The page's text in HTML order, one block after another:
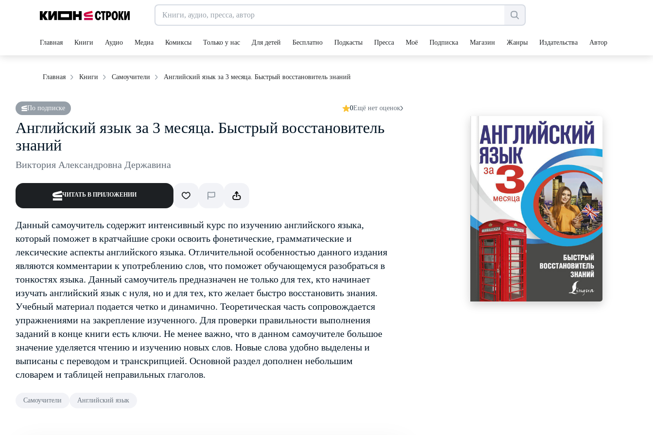
Главная Книги Аудио Медиа Комиксы Только у нас Для детей Бесплатно Подкасты Пресса Моё Подписка Магазин Жанры Издательства Авторы
Главная Книги Самоучители Английский язык за 3 месяца. Быстрый восстановитель знаний
По подписке 0Ещё нет оценок
Английский язык за 3 месяца. Быстрый восстановитель
знаний
Виктория Александровна Державина
ЧИТАТЬ В ПРИЛОЖЕНИИ
Данный самоучитель содержит интенсивный курс по изучению английского языка,
который поможет в кратчайшие сроки освоить фонетические, грамматические и
лексические аспекты английского языка. Отличительной особенностью данного издания
являются комментарии к употреблению слов, что поможет обучающемуся разобраться в
тонкостях языка. Данный самоучитель предназначен не только для тех, кто начинает
изучать английский язык с нуля, но и для тех, кто желает быстро восстановить знания.
Учебный материал подается четко и динамично. Теоретическая часть сопровождается
упражнениями на закрепление изученного. Для проверки правильности выполнения
заданий в конце книги есть ключи. Не менее важно, что в данном самоучителе большое
значение уделяется чтению и изучению новых слов. Новые слова удобно выделены и
выписаны с переводом и транскрипцией. Основной раздел дополнен небольшим
словарем и таблицей неправильных глаголов.
Самоучители Английский язык